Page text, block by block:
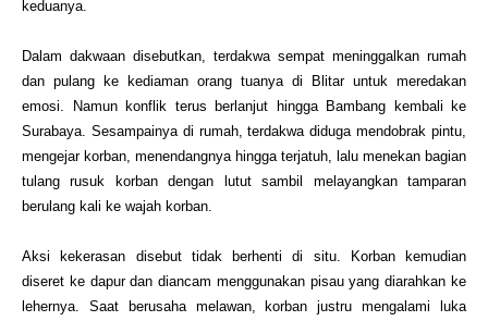
keduanya.
Dalam dakwaan disebutkan, terdakwa sempat meninggalkan rumah
dan pulang ke kediaman orang tuanya di Blitar untuk meredakan
emosi. Namun konflik terus berlanjut hingga Bambang kembali ke
Surabaya. Sesampainya di rumah, terdakwa diduga mendobrak pintu,
mengejar korban, menendangnya hingga terjatuh, lalu menekan bagian
tulang rusuk korban dengan lutut sambil melayangkan tamparan
berulang kali ke wajah korban.
Aksi kekerasan disebut tidak berhenti di situ. Korban kemudian
diseret ke dapur dan diancam menggunakan pisau yang diarahkan ke
lehernya. Saat berusaha melawan, korban justru mengalami luka